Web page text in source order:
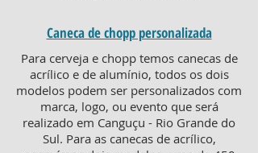
Caneca de chopp personalizada
Para cerveja e chopp temos canecas de
acrílico e de alumínio, todos os dois
modelos podem ser personalizados com
marca, logo, ou evento que será
realizado em Canguçu - Rio Grande do
Sul. Para as canecas de acrílico,